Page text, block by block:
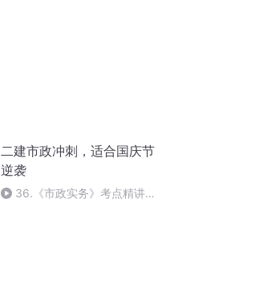
二建市政冲刺，适合国庆节
逆袭
36.《市政实务》考点精讲第